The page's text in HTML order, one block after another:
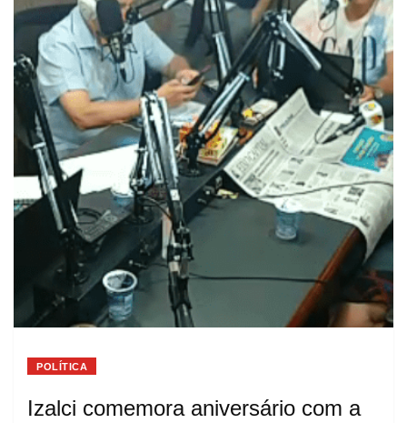
POLÍTICA
Izalci comemora aniversário com a